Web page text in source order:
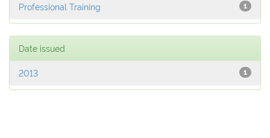
1
Professional Training
Date issued
1
2013